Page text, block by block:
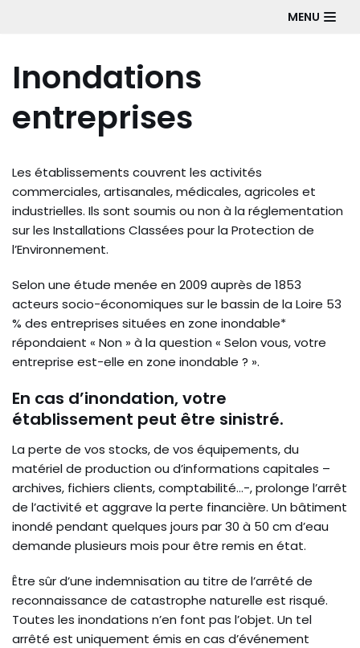
MENU
Inondations
entreprises
Les établissements couvrent les activités
commerciales, artisanales, médicales, agricoles et
industrielles. Ils sont soumis ou non à la réglementation
sur les Installations Classées pour la Protection de
l’Environnement.
Selon une étude menée en 2009 auprès de 1853
acteurs socio-économiques sur le bassin de la Loire 53
% des entreprises situées en zone inondable*
répondaient « Non » à la question « Selon vous, votre
entreprise est-elle en zone inondable ? ».
En cas d’inondation, votre
établissement peut être sinistré.
La perte de vos stocks, de vos équipements, du
matériel de production ou d’informations capitales –
archives, fichiers clients, comptabilité…-, prolonge l’arrêt
de l’activité et aggrave la perte financière. Un bâtiment
inondé pendant quelques jours par 30 à 50 cm d’eau
demande plusieurs mois pour être remis en état.
Être sûr d’une indemnisation au titre de l’arrêté de
reconnaissance de catastrophe naturelle est risqué.
Toutes les inondations n’en font pas l’objet. Un tel
arrêté est uniquement émis en cas d’événement